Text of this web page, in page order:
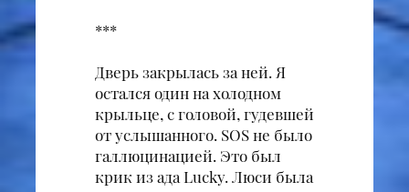
***
Дверь закрылась за ней. Я
остался один на холодном
крыльце, с головой, гудевшей
от услышанного. SOS не было
галлюцинацией. Это был
крик из ада Lucky. Люси была